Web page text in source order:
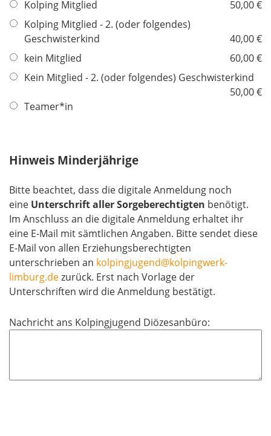
l
t
Kolping Mitglied
50,00 €
Kolping Mitglied - 2. (oder folgendes)
Geschwisterkind
40,00 €
kein Mitglied
60,00 €
Kein Mitglied - 2. (oder folgendes) Geschwisterkind
50,00 €
Teamer*in
Hinweis Minderjährige
Bitte beachtet, dass die digitale Anmeldung noch
eine Unterschrift aller Sorgeberechtigten benötigt.
Im Anschluss an die digitale Anmeldung erhaltet ihr
eine E-Mail mit sämtlichen Angaben. Bitte sendet diese
E-Mail von allen Erziehungsberechtigten
unterschrieben an kolpingjugend@kolpingwerk-
limburg.dezurück. Erst nach Vorlage der
Unterschriften wird die Anmeldung bestätigt.
Nachricht ans Kolpingjugend Diözesanbüro: